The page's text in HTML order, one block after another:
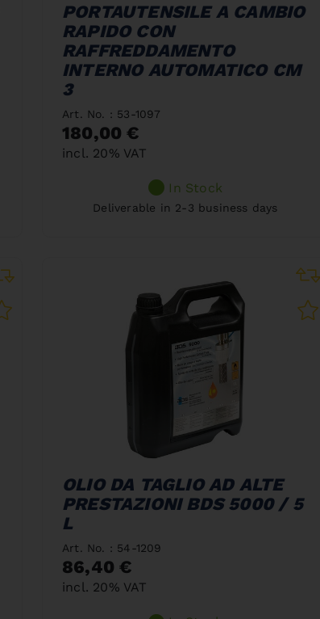
PORTAUTENSILE A CAMBIO
RAPIDO CON
RAFFREDDAMENTO
INTERNO AUTOMATICO CM
3
Art. No. : 53-1097
180,00 €
incl. 20% VAT
In Stock
Deliverable in 2-3 business days
OLIO DA TAGLIO AD ALTE
PRESTAZIONI BDS 5000 / 5
L
Art. No. : 54-1209
86,40 €
incl. 20% VAT